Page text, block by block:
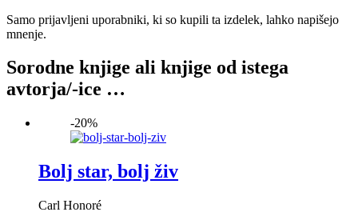
Samo prijavljeni uporabniki, ki so kupili ta izdelek, lahko napišejo
mnenje.
Sorodne knjige ali knjige od istega
avtorja/-ice …
-20%
Bolj star, bolj živ
Carl Honoré